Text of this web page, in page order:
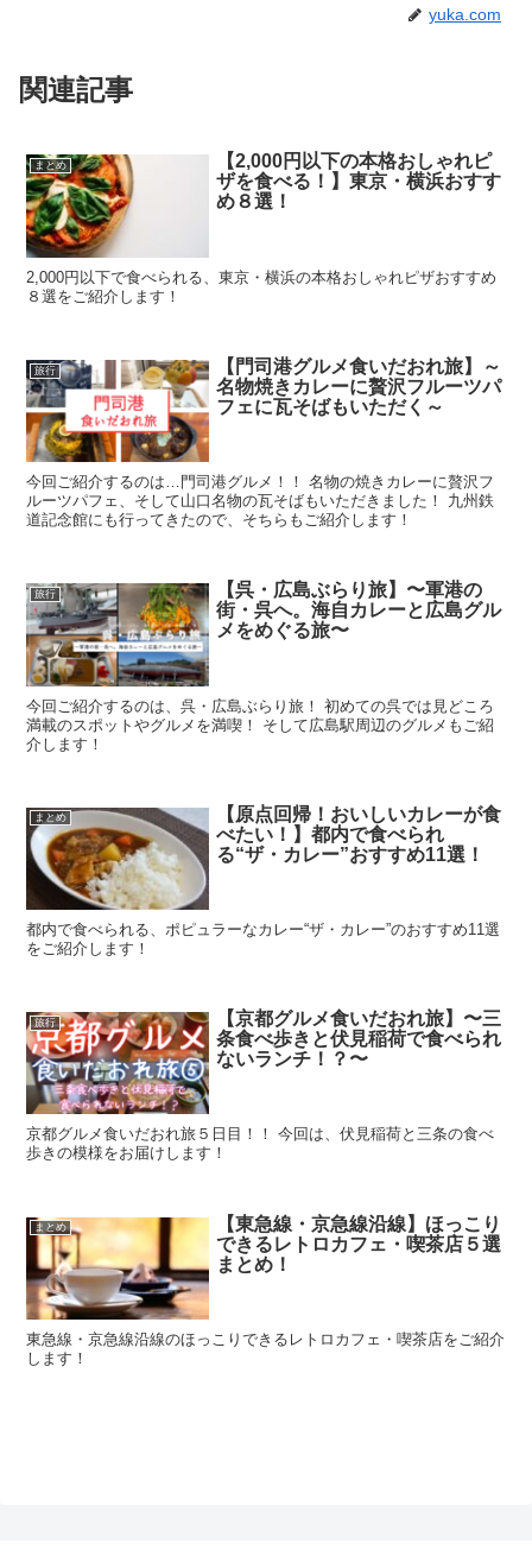
yuka.com
関連記事
まとめ
【2,000円以下の本格おしゃれピ
ザを食べる！】東京・横浜おすす
め８選！
2,000円以下で食べられる、東京・横浜の本格おしゃれピザおすすめ
８選をご紹介します！
旅行
【門司港グルメ食いだおれ旅】～
名物焼きカレーに贅沢フルーツパ
フェに瓦そばもいただく～
今回ご紹介するのは…門司港グルメ！！ 名物の焼きカレーに贅沢フ
ルーツパフェ、そして山口名物の瓦そばもいただきました！ 九州鉄
道記念館にも行ってきたので、そちらもご紹介します！
旅行
【呉・広島ぶらり旅】〜軍港の
街・呉へ。海自カレーと広島グル
メをめぐる旅〜
今回ご紹介するのは、呉・広島ぶらり旅！ 初めての呉では見どころ
満載のスポットやグルメを満喫！ そして広島駅周辺のグルメもご紹
介します！
まとめ
【原点回帰！おいしいカレーが食
べたい！】都内で食べられ
る“ザ・カレー”おすすめ11選！
都内で食べられる、ポピュラーなカレー“ザ・カレー”のおすすめ11選
をご紹介します！
旅行
【京都グルメ食いだおれ旅】〜三
条食べ歩きと伏見稲荷で食べられ
ないランチ！？〜
京都グルメ食いだおれ旅５日目！！ 今回は、伏見稲荷と三条の食べ
歩きの模様をお届けします！
まとめ
【東急線・京急線沿線】ほっこり
できるレトロカフェ・喫茶店５選
まとめ！
東急線・京急線沿線のほっこりできるレトロカフェ・喫茶店をご紹介
します！